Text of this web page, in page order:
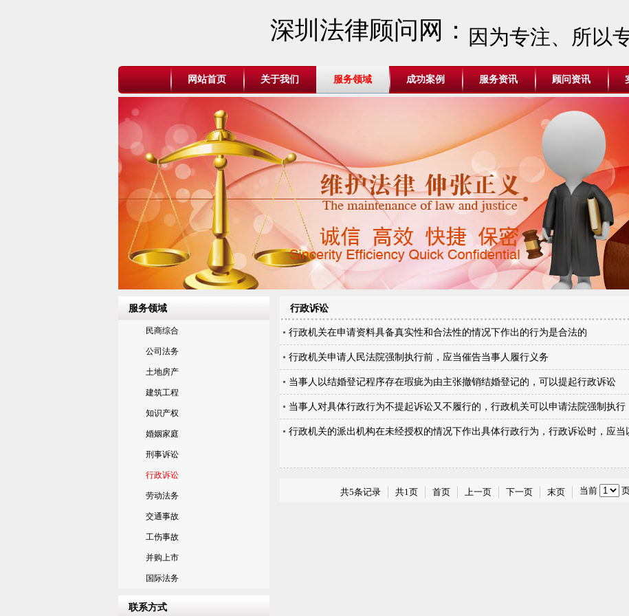
深圳法律顾问网： 因为专注、所以
网站首页 关于我们 服务领域 成功案例 服务资讯 顾问资讯
服务领域
民商综合
公司法务
土地房产
建筑工程
知识产权
婚姻家庭
刑事诉讼
行政诉讼
劳动法务
交通事故
工伤事故
并购上市
国际法务
联系方式
行政诉讼
行政机关在申请资料具备真实性和合法性的情况下作出的行为是合法的
行政机关申请人民法院强制执行前，应当催告当事人履行义务
当事人以结婚登记程序存在瑕疵为由主张撤销结婚登记的，可以提起行政诉讼
当事人对具体行政行为不提起诉讼又不履行的，行政机关可以申请法院强制执行
行政机关的派出机构在未经授权的情况下作出具体行政行为，行政诉讼时，应
共5条记录 共1页 首页 上一页 下一页 末页 当前